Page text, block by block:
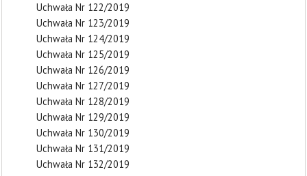
Uchwała Nr 122/2019
Uchwała Nr 123/2019
Uchwała Nr 124/2019
Uchwała Nr 125/2019
Uchwała Nr 126/2019
Uchwała Nr 127/2019
Uchwała Nr 128/2019
Uchwała Nr 129/2019
Uchwała Nr 130/2019
Uchwała Nr 131/2019
Uchwała Nr 132/2019